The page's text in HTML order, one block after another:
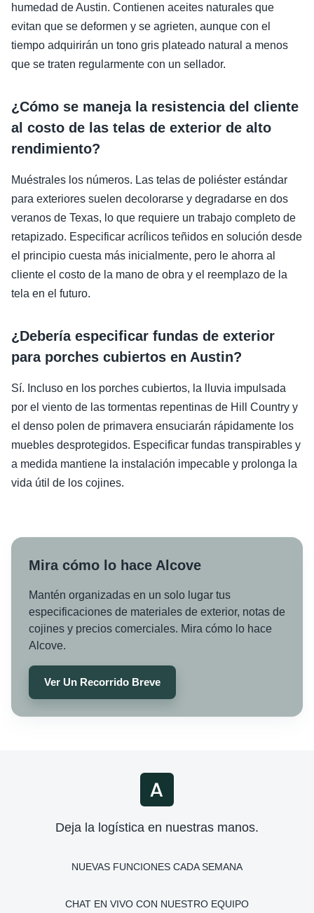
humedad de Austin. Contienen aceites naturales que
evitan que se deformen y se agrieten, aunque con el
tiempo adquirirán un tono gris plateado natural a menos
que se traten regularmente con un sellador.
¿Cómo se maneja la resistencia del cliente
al costo de las telas de exterior de alto
rendimiento?
Muéstrales los números. Las telas de poliéster estándar
para exteriores suelen decolorarse y degradarse en dos
veranos de Texas, lo que requiere un trabajo completo de
retapizado. Especificar acrílicos teñidos en solución desde
el principio cuesta más inicialmente, pero le ahorra al
cliente el costo de la mano de obra y el reemplazo de la
tela en el futuro.
¿Debería especificar fundas de exterior
para porches cubiertos en Austin?
Sí. Incluso en los porches cubiertos, la lluvia impulsada
por el viento de las tormentas repentinas de Hill Country y
el denso polen de primavera ensuciarán rápidamente los
muebles desprotegidos. Especificar fundas transpirables y
a medida mantiene la instalación impecable y prolonga la
vida útil de los cojines.
Mira cómo lo hace Alcove
Mantén organizadas en un solo lugar tus
especificaciones de materiales de exterior, notas de
cojines y precios comerciales. Mira cómo lo hace
Alcove.
Ver Un Recorrido Breve
Deja la logística en nuestras manos.
NUEVAS FUNCIONES CADA SEMANA
CHAT EN VIVO CON NUESTRO EQUIPO